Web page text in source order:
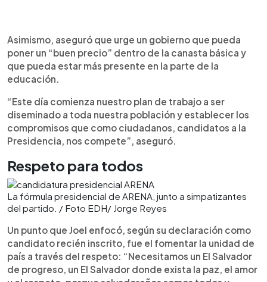
Asimismo, aseguró que urge un gobierno que pueda
poner un “buen precio” dentro de la canasta básica y
que pueda estar más presente en la parte de la
educación.
“Este día comienza nuestro plan de trabajo a ser
diseminado a toda nuestra población y establecer los
compromisos que como ciudadanos, candidatos a la
Presidencia, nos compete”, aseguró.
Respeto para todos
La fórmula presidencial de ARENA, junto a simpatizantes
del partido. / Foto EDH/ Jorge Reyes
Un punto que Joel enfocó, según su declaración como
candidato recién inscrito, fue el fomentar la unidad de
país a través del respeto: “Necesitamos un El Salvador
de progreso, un El Salvador donde exista la paz, el amor